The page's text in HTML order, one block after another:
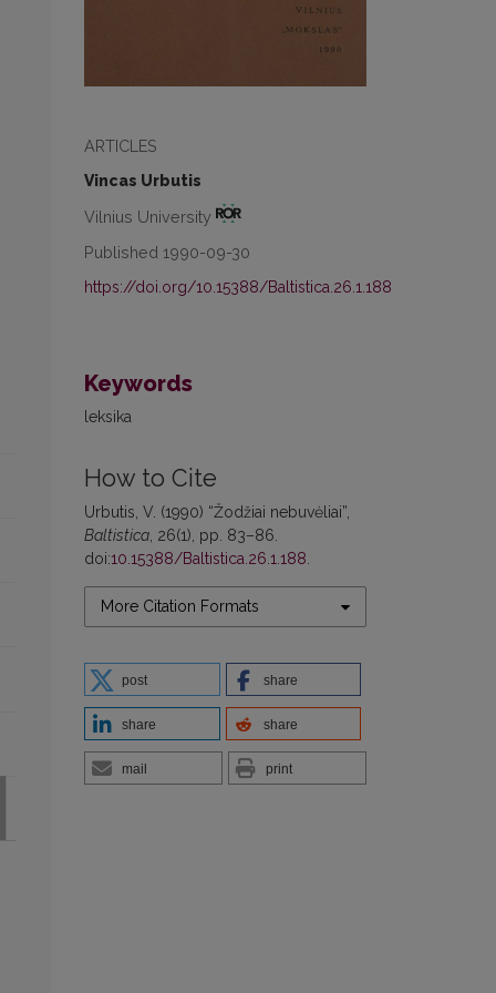
ARTICLES
Vincas Urbutis
Vilnius University
Published 1990-09-30
https://doi.org/10.15388/Baltistica.26.1.188
Keywords
leksika
How to Cite
Urbutis, V. (1990) “Žodžiai nebuvėliai”,
Baltistica , 26(1), pp. 83–86.
doi:10.15388/Baltistica.26.1.188
More Citation Formats
post share
share share
mail print